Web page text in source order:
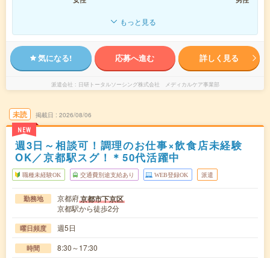
もっと見る
気になる! 応募へ進む 詳しく見る
派遣会社 日研トータルソーシング株式会社 メディカルケア事業部
未読
NEW
掲載日 2026/08/06
週3日～相談可！調理のお仕事×飲食店未経験
OK／京都駅スグ！＊50代活躍中
職種未経験OK 交通費別途支給あり WEB登録OK 派遣
勤務地 京都府京都市下京区
京都駅から徒歩2分
曜日頻度 週5日
時間 8:30～17:30